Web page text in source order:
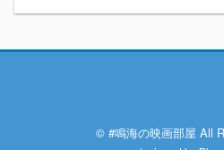
© #鳴海の映画部屋 All